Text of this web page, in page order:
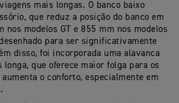
mais longas. O banco baixo
que reduz a posição do banco em
nos modelos GT e 855 mm nos modelos
para ser significativamente
disso, foi incorporada uma alavanca
longa, que oferece maior folga para os
o conforto, especialmente em